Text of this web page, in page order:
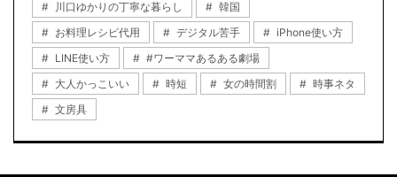
川口ゆかりの丁寧な暮らし
韓国
お料理レシピ代用
デジタル苦手
iPhone使い方
LINE使い方
#ワーママあるある劇場
大人かっこいい
時短 女の時間割
時事ネタ
文房具